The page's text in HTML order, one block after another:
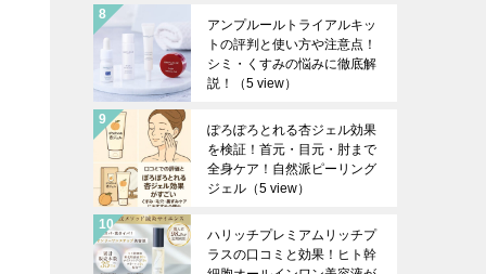
アンプルールトライアルキッ
トの評判と使い方や注意点！
シミ・くすみの悩みに徹底解
説！
（5 view）
ぽろぽろとれる杏ジェル効果
を検証！首元・目元・肘まで
全身ケア！自然派ピーリング
ジェル （5 view）
ハリッチプレミアムリッチプ
ラスの口コミと効果！ヒト幹